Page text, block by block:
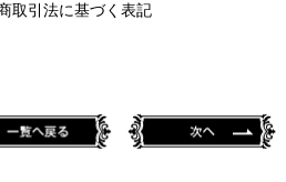
取引法に基づく表記